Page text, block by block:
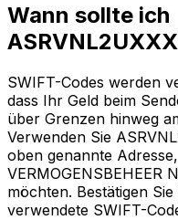
Wann sollte ich
SWIFT-Codes werden
dass Ihr Geld beim
über Grenzen hinweg
Verwenden Sie
oben genannte
VERMOGENSBEHEER
möchten. Bestätigen
verwendete SWIFT-